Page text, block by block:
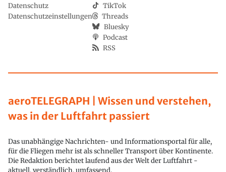
aeroTELEGRAPH | Wissen und verstehen,
was in der Luftfahrt passiert
Das unabhängige Nachrichten- und Informationsportal für alle,
für die Fliegen mehr ist als schneller Transport über Kontinente.
Die Redaktion berichtet laufend aus der Welt der Luftfahrt -
Datenschutz
Datenschutzeinstellungen
TikTok
Threads
Bluesky
Podcast
RSS